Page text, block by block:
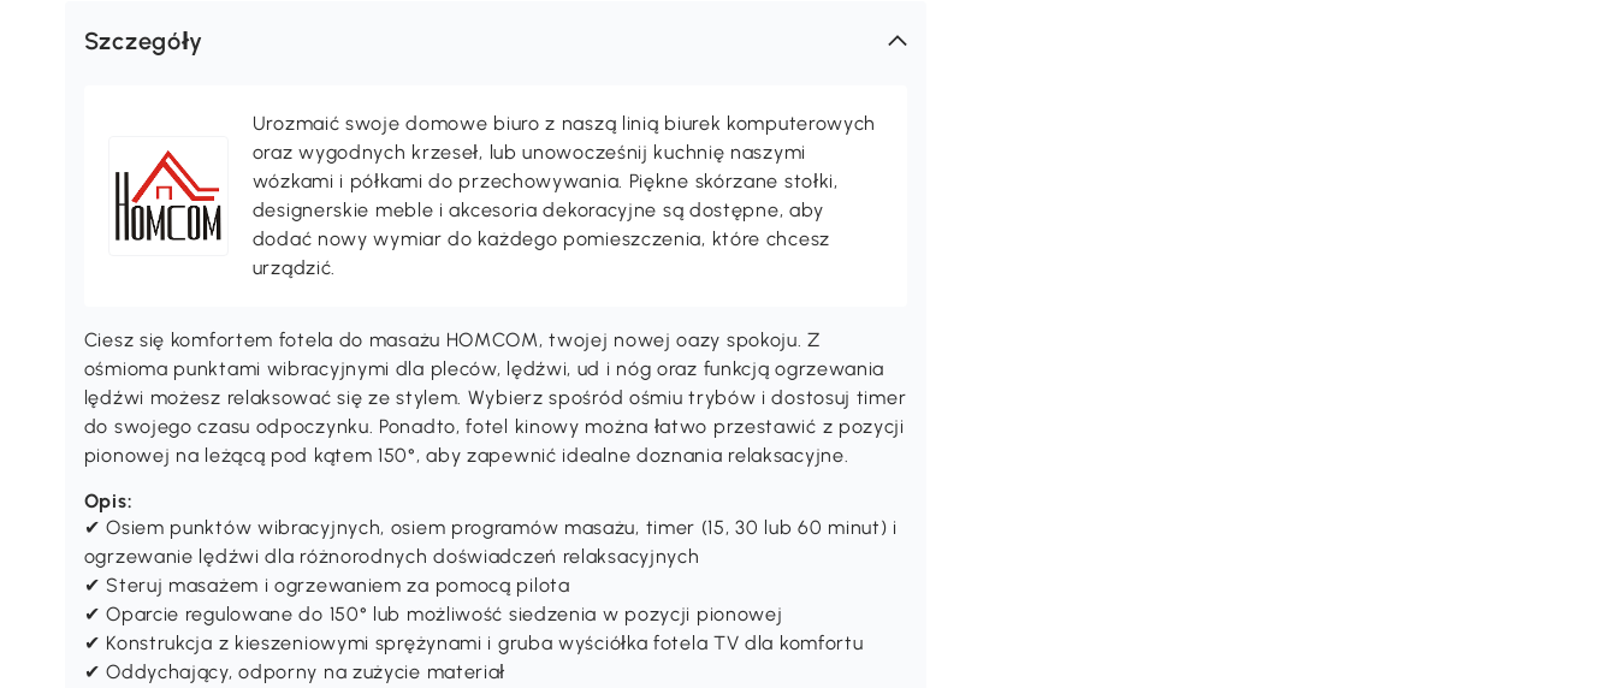
Szczegóły
Urozmaić swoje domowe biuro z naszą linią biurek komputerowych
oraz wygodnych krzeseł, lub unowocześnij kuchnię naszymi
wózkami i półkami do przechowywania. Piękne skórzane stołki,
designerskie meble i akcesoria dekoracyjne są dostępne, aby
dodać nowy wymiar do każdego pomieszczenia, które chcesz
urządzić.
Ciesz się komfortem fotela do masażu HOMCOM, twojej nowej oazy spokoju. Z
ośmioma punktami wibracyjnymi dla pleców, lędźwi, ud i nóg oraz funkcją ogrzewania
lędźwi możesz relaksować się ze stylem. Wybierz spośród ośmiu trybów i dostosuj timer
do swojego czasu odpoczynku. Ponadto, fotel kinowy można łatwo przestawić z pozycji
pionowej na leżącą pod kątem 150°, aby zapewnić idealne doznania relaksacyjne.
Opis:
✔ Osiem punktów wibracyjnych, osiem programów masażu, timer (15, 30 lub 60 minut) i
ogrzewanie lędźwi dla różnorodnych doświadczeń relaksacyjnych
✔ Steruj masażem i ogrzewaniem za pomocą pilota
✔ Oparcie regulowane do 150° lub możliwość siedzenia w pozycji pionowej
✔ Konstrukcja z kieszeniowymi sprężynami i gruba wyściółka fotela TV dla komfortu
✔ Oddychający, odporny na zużycie materiał